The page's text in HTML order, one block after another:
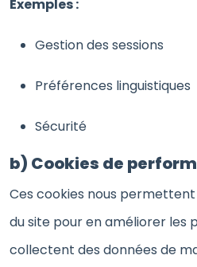
Exemples :
Gestion des sessions
Préférences linguistiques
Sécurité
b) Cookies de
Ces cookies nous permettent
du site pour en améliorer les
collectent des données de